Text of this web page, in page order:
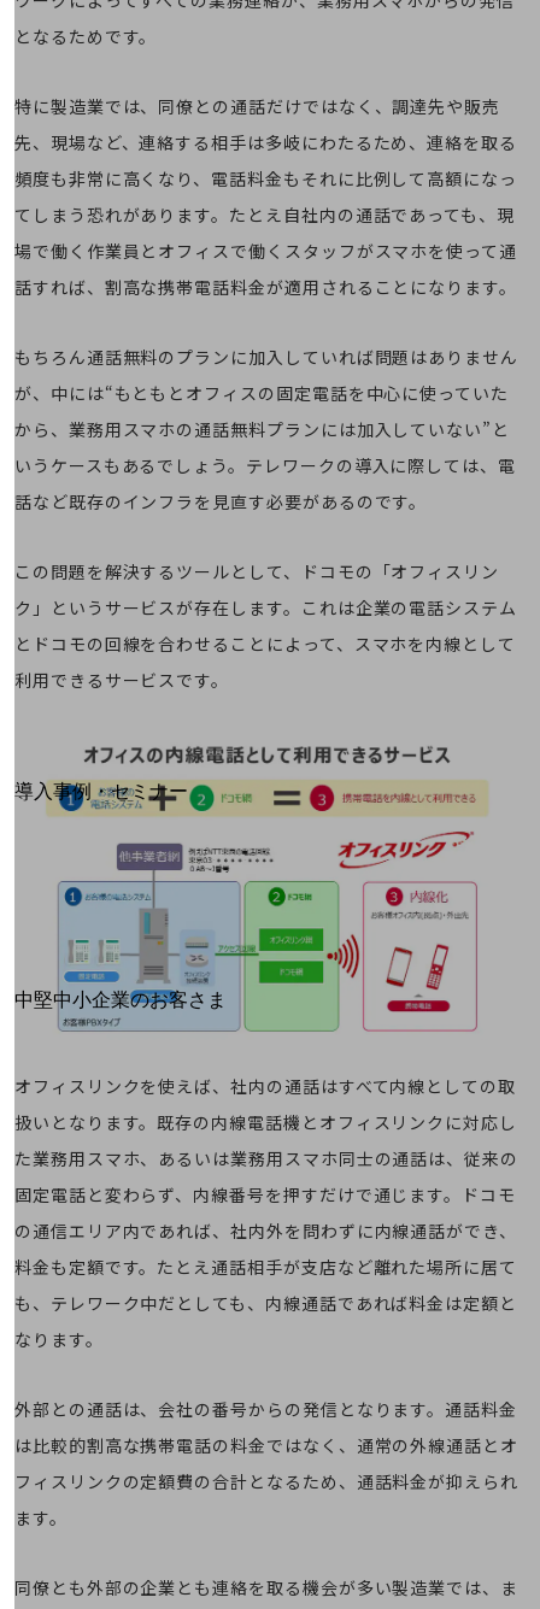
IOT完了済みメーカーブランド製品
料金
ドコモBiz データ無制限 ドコモ MAX ドコモ mini ドコモBiz かけ放題
ケータイプラン
5Gデータプラス
IoT向け回線料金
home5Gプラン
端末の一元管理
運用保守・故障紛失サポート
回線・ネットワーク
別ウィンドウで開きます
サービスをご利用中のお客さま
導入事例・セミナー
導入事例TOP
最新の導入事例や注目の導入事例をご紹介します
セミナー
開催・出展する各種セミナー、イベント情報をご紹介します
別ウィンドウで開きます
中堅中小企業のお客さま
NTTドコモビジネスウォッチ
旬な話題やお役立ち資料などDXの課題を
解決するヒントをお届けする記事サイト
お役立ち資料ダウンロード
トレンド記事特集
IT用語集
中堅中小企業向け
サービス・ソリューション
課題やニーズに合ったサービスをご紹介し、
中堅中小企業のビジネスをサポート！
お悩みから見つける
ネットワーク
バックオフィス
セキュリティ
となるためです。
特に製造業では、同僚との通話だけではなく、調達先や販売
先、現場など、連絡する相手は多岐にわたるため、連絡を取る
頻度も非常に高くなり、電話料金もそれに比例して高額になっ
てしまう恐れがあります。たとえ自社内の通話であっても、現
場で働く作業員とオフィスで働くスタッフがスマホを使って通
話すれば、割高な携帯電話料金が適用されることになります。
もちろん通話無料のプランに加入していれば問題はありません
が、中には“もともとオフィスの固定電話を中心に使っていた
から、業務用スマホの通話無料プランには加入していない”と
いうケースもあるでしょう。テレワークの導入に際しては、電
話など既存のインフラを見直す必要があるのです。
この問題を解決するツールとして、ドコモの「オフィスリン
ク」というサービスが存在します。これは企業の電話システム
とドコモの回線を合わせることによって、スマホを内線として
利用できるサービスです。
オフィスリンクを使えば、社内の通話はすべて内線としての取
扱いとなります。既存の内線電話機とオフィスリンクに対応し
た業務用スマホ、あるいは業務用スマホ同士の通話は、従来の
固定電話と変わらず、内線番号を押すだけで通じます。ドコモ
の通信エリア内であれば、社内外を問わずに内線通話ができ、
料金も定額です。たとえ通話相手が支店など離れた場所に居て
も、テレワーク中だとしても、内線通話であれば料金は定額と
なります。
外部との通話は、会社の番号からの発信となります。通話料金
は比較的割高な携帯電話の料金ではなく、通常の外線通話とオ
フィスリンクの定額費の合計となるため、通話料金が抑えられ
ます。
同僚とも外部の企業とも連絡を取る機会が多い製造業では、ま